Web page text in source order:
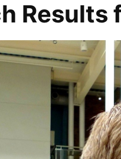
Results